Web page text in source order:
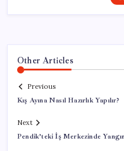
Other Articles
Previous
Kış Ayına Nasıl Hazırlık Yapılır?
Next
Pendik’teki İş Merkezinde